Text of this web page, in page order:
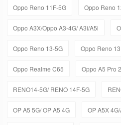
Oppo Reno 11F-5G Oppo Reno
Oppo A3X/Oppo A3-4G/ A3i/A5i
Oppo Reno 13-5G Oppo Reno
Oppo Realme C65 Oppo A5 Pro
RENO14-5G/ RENO 14F-5G
OP A5 5G/ OP A5 4G OP A5X